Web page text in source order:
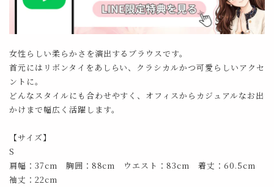
女性らしい柔らかさを演出するブラウスです。
首元にはリボンタイをあしらい、クラシカルかつ可愛らしいアクセ
ントに。
どんなスタイルにも合わせやすく、オフィスからカジュアルなお出
かけまで幅広く活躍します。
【サイズ】
S
肩幅：37cm 胸囲：88cm ウエスト：83cm 着丈：60.5cm
袖丈：22cm